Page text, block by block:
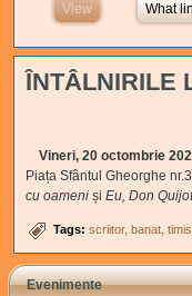
View (active tab)What
ÎNTÂLNIRILE
Vineri, 20 octombrie
Piața Sfântul Gheorghe
cu oameniși Eu, Don
Tags:scriitor banat
Evenimente